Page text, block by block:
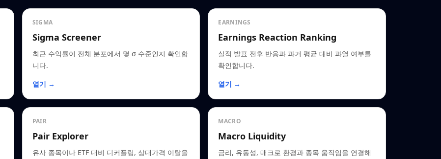
SIGMA
Sigma Screener
최근 수익률이 전체 분포에서 몇 σ 수준인지 확인합
니다.
열기 →
EARNINGS
Earnings Reaction Ranking
실적 발표 전후 반응과 과거 평균 대비 과열 여부를
확인합니다.
열기 →
PAIR
Pair Explorer
유사 종목이나 ETF 대비 디커플링, 상대가격 이탈을
MACRO
Macro Liquidity
금리, 유동성, 매크로 환경과 종목 움직임을 연결해